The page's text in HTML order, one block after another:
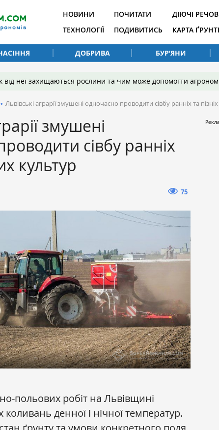
НОВИНИ
ТЕХНОЛОГІЇ
ПОЧИТАТИ
ПОДИВИТИСЬ
ДІЮЧІ
КАРТА
ДОБРИВА БУР’ЯНИ
від неї захищаються рослини та чим може допомогти агроном
• Львівські аграрії змушені одночасно проводити сівбу ранніх та
змушені
сівбу ранніх
культур
75
польових робіт на Львівщині
коливань денної і нічної температур.